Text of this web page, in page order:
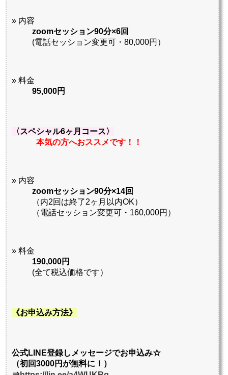
» 内容
zoomセッション90分×6回
(電話セッション変更可・80,000円）
» 料金
95,000円
〈スペシャル6ヶ月コース〉
本気の方へおススメです！！
» 内容
zoomセッション90分×14回
（内2回は終了2ヶ月以内OK）
（電話セッション変更可・160,000円）
» 料金
190,000円
(全て税込価格です）
《お申込み方法》
公式LINE登録しメッセージでお申込み☆
（初回3000円が無料に！）